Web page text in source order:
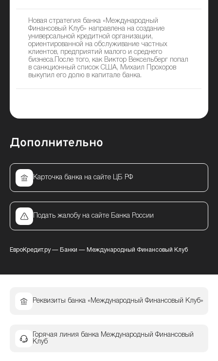
Новая стратегия банка «Международный
Финансовый Клуб» направлена на создание
универсальной кредитной организации,
ориентированной на обслуживание частных
клиентов, предприятий малого и среднего
бизнеса.После того, как Виктор Вексельберг попал
в санкционный список США, Михаил Прохоров
выкупил его долю в капитале банка.
Дополнительно
Карточка банка на сайте ЦБ РФ
Подать жалобу на сайте Банка России
ЕвроКредит.ру— Банки — Международный Финансовый Клуб
Реквизиты банка «Международный Финансовый Клуб»
Горячая линия банка Международный Финансовый
Клуб